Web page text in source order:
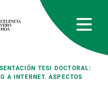
TESI DOCTORAL:
A INTERNET. ASPECTOS